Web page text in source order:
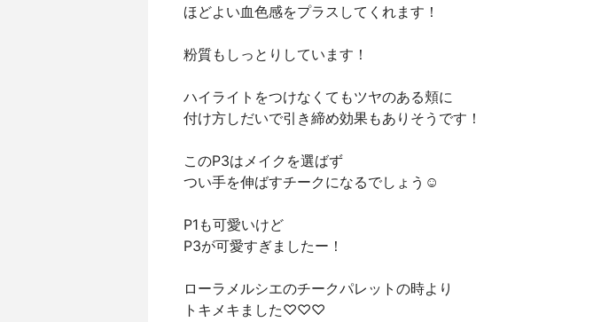
ほどよい血色感をプラスしてくれます！
粉質もしっとりしています！
ハイライトをつけなくてもツヤのある頬に
付け方しだいで引き締め効果もありそうです！
このP3はメイクを選ばず
つい手を伸ばすチークになるでしょう☺️
P1も可愛いけど
P3が可愛すぎましたー！
ローラメルシエのチークパレットの時より
トキメキました♡♡♡